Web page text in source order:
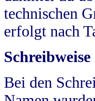
technischen
erfolgt nach
Bei den